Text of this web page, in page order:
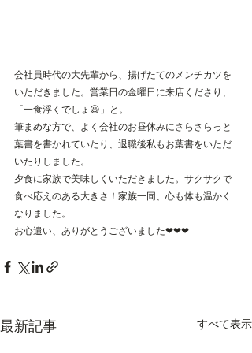
会社員時代の大先輩から、揚げたてのメンチカツを
いただきました。営業日の金曜日に来店くださり、
「一食浮くでしょ😃」と。
筆まめな方で、よく会社のお昼休みにさらさらっと
葉書を書かれていたり、退職後私もお葉書をいただ
いたりしました。
夕食に家族で美味しくいただきました。サクサクで
食べ応えのある大きさ！家族一同、心も体も温かく
なりました。
お心遣い、ありがとうございました❤︎❤︎❤︎
最新記事 すべて表示